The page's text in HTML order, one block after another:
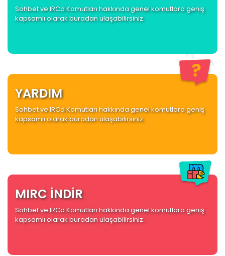
Sohbet ve IRCd Komutları hakkında genel komutlara geniş
kapsamlı olarak buradan ulaşabilirsiniz.
YARDIM
Sohbet ve IRCd Komutları hakkında genel komutlara geniş
kapsamlı olarak buradan ulaşabilirsiniz.
MIRC İNDİR
Sohbet ve IRCd Komutları hakkında genel komutlara geniş
kapsamlı olarak buradan ulaşabilirsiniz.